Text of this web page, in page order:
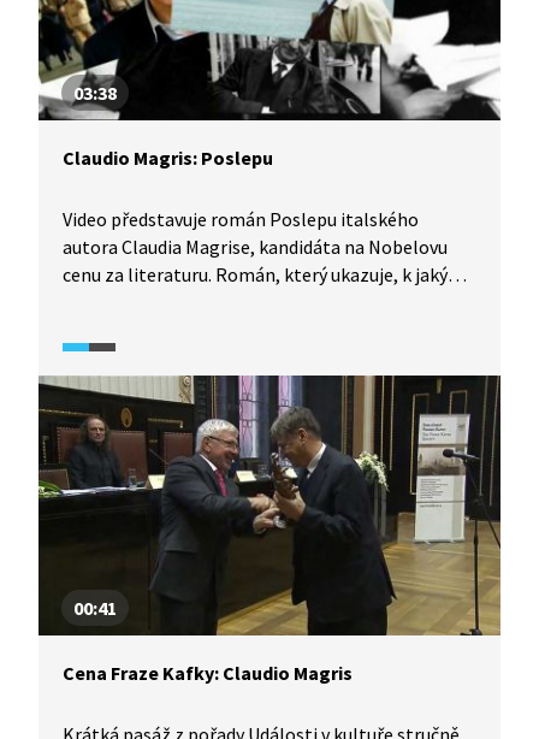
03:38
Claudio Magris: Poslepu
Video představuje román Poslepu italského
autora Claudia Magrise, kandidáta na Nobelovu
cenu za literaturu. Román, který ukazuje, k jakým
Činátlová. Kniha vypráví o muži, který má za sebou
těžký životní příběh a povídá si s námi z blázince.
To ovšem není jediná rovina vyprávění, najdete zde
metafory a odkazy na řeckou mytologii.
00:41
Cena Fraze Kafky: Claudio Magris
Krátká pasáž z pořady Události v kultuře stručně